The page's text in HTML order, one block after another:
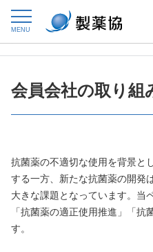
MENU
トップ 委員会からの情報発信
会員会社の取り組
抗菌薬の不適切な使用を背景と
する一方、新たな抗菌薬の開発
大きな課題となっています。当
「抗菌薬の適正使用推進」「抗
す。